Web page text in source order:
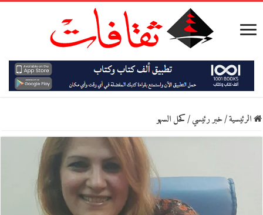
الرئيسية/خبر رئيسي/كحل السهو